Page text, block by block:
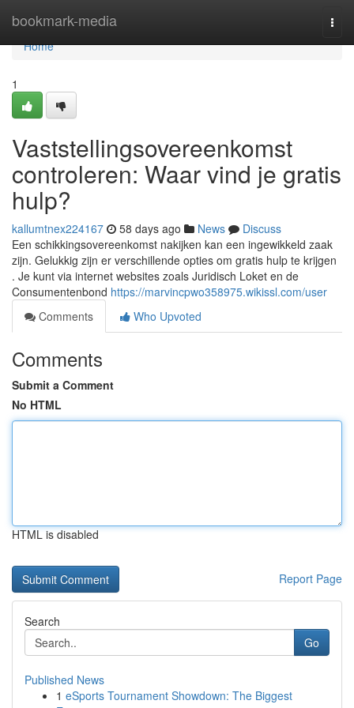
bookmark-media
Home
Home
1
Vaststellingsovereenkomst
controleren: Waar vind je gratis
hulp?
kallumtnex224167 58 days ago News
Discuss
Een schikkingsovereenkomst nakijken kan een ingewikkeld zaak
zijn. Gelukkig zijn er verschillende opties om gratis hulp te krijgen
. Je kunt via internet websites zoals Juridisch Loket en de
Consumentenbond https://marvincpwo358975.wikissl.com/user
Comments
Who Upvoted
Comments
Submit a Comment
No HTML
HTML is disabled
Report Page
Search
Go
Published News
1 eSports Tournament Showdown: The Biggest